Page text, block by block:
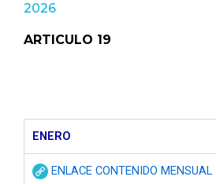
2026
ARTICULO 19
ENERO
ENLACE CONTENIDO MENSUAL